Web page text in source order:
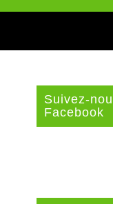
Suivez-
Facebook